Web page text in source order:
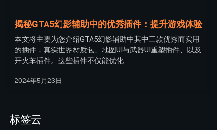
揭秘GTA5幻影辅助中的优秀插件：提升游戏体验
本文将主要为您介绍GTA5幻影辅助中其中三款优秀而实用
的插件：真实世界材质包、地图UI与武器UI重塑插件、以及
开火车插件。这些插件不仅能优化
2024年5月23日
标签云